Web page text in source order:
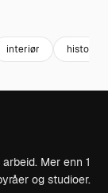
interiør historie
Mer enn 1
og studioer.